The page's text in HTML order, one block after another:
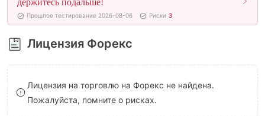
7
8
9
держитесь подальше!
Прошлое тестирование 2026-08-06 Риски 3
Лицензия Форекс
Лицензия на торговлю на Форекс не найдена.
Пожалуйста, помните о рисках.